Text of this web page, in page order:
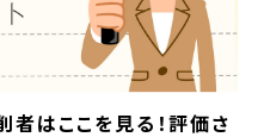
者はここを見る！評価さ